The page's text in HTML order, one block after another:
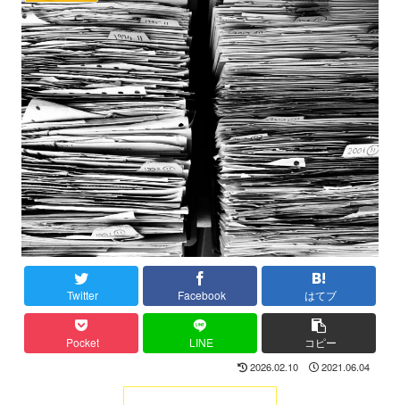
Twitter Facebook はてブ
Pocket LINE コピー
2026.02.10 2021.06.04